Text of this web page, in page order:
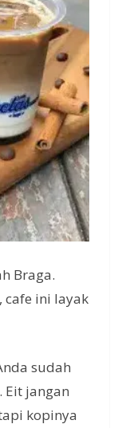
Braga.
cafe ini layak
sudah
jangan
kopinya